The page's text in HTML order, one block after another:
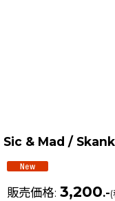
Sic & Mad /
販売価格: 3,200.-